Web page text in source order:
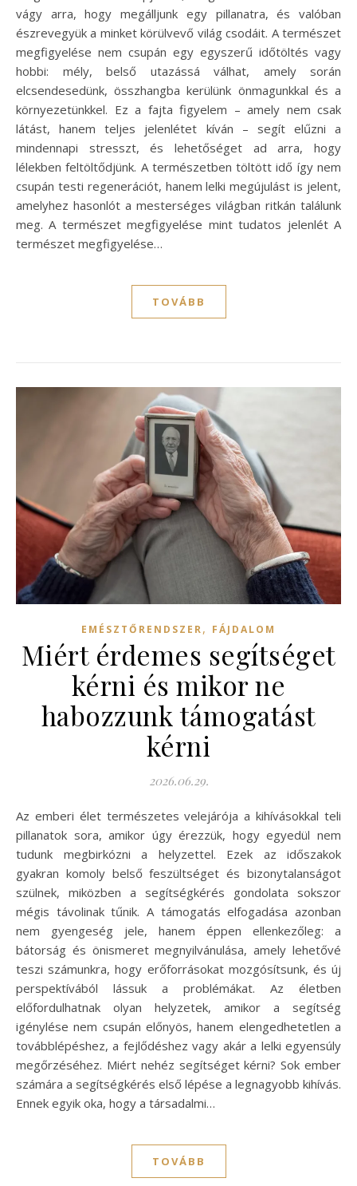
vágy arra, hogy megálljunk egy pillanatra, és valóban
észrevegyük a minket körülvevő világ csodáit. A természet
megfigyelése nem csupán egy egyszerű időtöltés vagy
hobbi: mély, belső utazássá válhat, amely során
elcsendesedünk, összhangba kerülünk önmagunkkal és a
környezetünkkel. Ez a fajta figyelem – amely nem csak
látást, hanem teljes jelenlétet kíván – segít elűzni a
mindennapi stresszt, és lehetőséget ad arra, hogy
lélekben feltöltődjünk. A természetben töltött idő így nem
csupán testi regenerációt, hanem lelki megújulást is jelent,
amelyhez hasonlót a mesterséges világban ritkán találunk
meg. A természet megfigyelése mint tudatos jelenlét A
természet megfigyelése…
TOVÁBB
EMÉSZTŐRENDSZER, FÁJDALOM
Miért érdemes segítséget
kérni és mikor ne
habozzunk támogatást
kérni
2026.06.29.
Az emberi élet természetes velejárója a kihívásokkal teli
pillanatok sora, amikor úgy érezzük, hogy egyedül nem
tudunk megbirkózni a helyzettel. Ezek az időszakok
gyakran komoly belső feszültséget és bizonytalanságot
szülnek, miközben a segítségkérés gondolata sokszor
mégis távolinak tűnik. A támogatás elfogadása azonban
nem gyengeség jele, hanem éppen ellenkezőleg: a
bátorság és önismeret megnyilvánulása, amely lehetővé
teszi számunkra, hogy erőforrásokat mozgósítsunk, és új
perspektívából lássuk a problémákat. Az életben
előfordulhatnak olyan helyzetek, amikor a segítség
igénylése nem csupán előnyös, hanem elengedhetetlen a
továbblépéshez, a fejlődéshez vagy akár a lelki egyensúly
megőrzéséhez. Miért nehéz segítséget kérni? Sok ember
számára a segítségkérés első lépése a legnagyobb kihívás.
Ennek egyik oka, hogy a társadalmi…
TOVÁBB